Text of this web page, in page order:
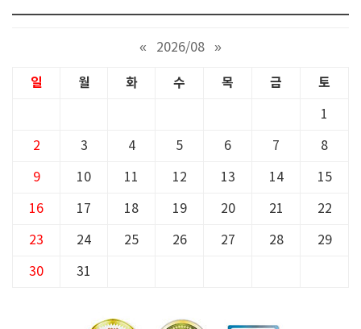
« 2026/08 »
일 월 화 수 목 금 토
1
2 3 4 5 6 7 8
9 10 11 12 13 14 15
16 17 18 19 20 21 22
23 24 25 26 27 28 29
30 31